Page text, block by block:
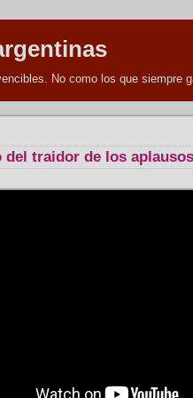
No como los que siempre
del traidor de los